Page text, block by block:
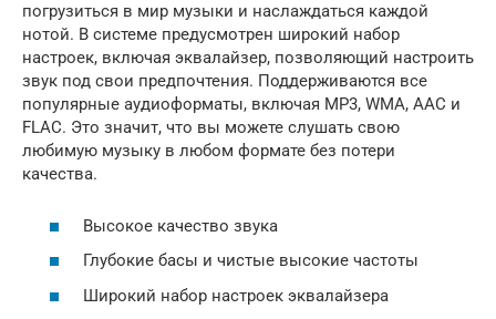
погрузиться в мир музыки и наслаждаться каждой
нотой. В системе предусмотрен широкий набор
настроек, включая эквалайзер, позволяющий настроить
звук под свои предпочтения. Поддерживаются все
популярные аудиоформаты, включая MP3, WMA, AAC и
FLAC. Это значит, что вы можете слушать свою
любимую музыку в любом формате без потери
качества.
Высокое качество звука
Глубокие басы и чистые высокие частоты
Широкий набор настроек эквалайзера